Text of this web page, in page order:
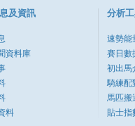
及資訊
資料庫
料
分析
速勢能
賽日數
初出馬
騎練配
馬匹搬
貼士指